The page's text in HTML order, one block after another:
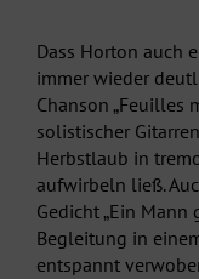
Dass Horton auch
immer wieder
Chanson „Feuilles
solistischer
Herbstlaub in
aufwirbeln ließ.
Gedicht „Ein Mann
Begleitung in
entspannt